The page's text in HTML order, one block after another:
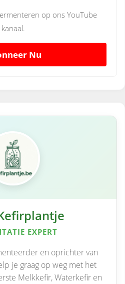
op ons YouTube
kanaal.
Nu
EXPERT
en oprichter van
je graag op weg met het
Melkkefir, Waterkefir en